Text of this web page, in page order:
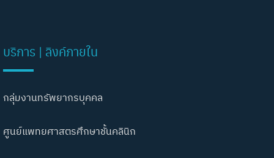
บริการ | ลิงค์ภายใน
กลุ่มงานทรัพยากรบุคคล
ศูนย์แพทยศาสตรศึกษาชั้นคลินิก